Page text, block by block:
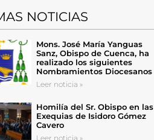
NOTICIAS
Mons. José María Yanguas
Sanz, Obispo de Cuenca, ha
realizado los siguientes
Nombramientos Diocesanos
Leer noticia »
Homilía del Sr. Obispo en las
Exequias de Isidoro Gómez
Cavero
Leer noticia »